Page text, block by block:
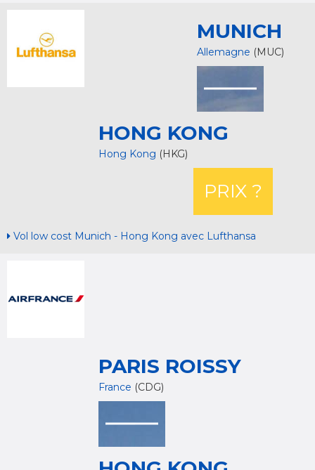
MUNICH
Allemagne (MUC)
HONG KONG
Hong Kong (HKG)
PRIX ?
Vol low cost Munich - Hong Kong avec Lufthansa
PARIS ROISSY
France (CDG)